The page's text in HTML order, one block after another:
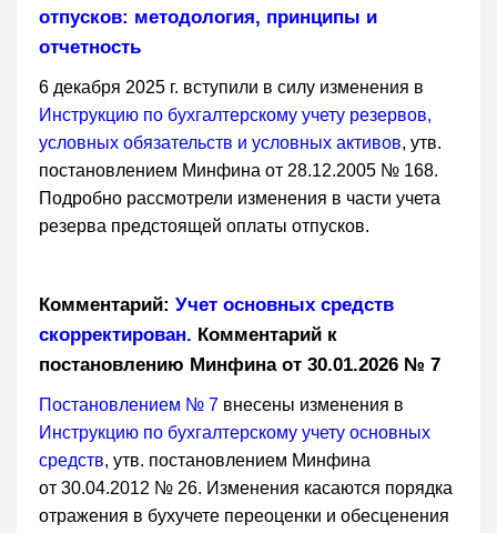
отпусков: методология, принципы и
отчетность
6 декабря 2025 г. вступили в силу изменения в
Инструкцию по бухгалтерскому учету резервов,
условных обязательств и условных активов, утв.
постановлением Минфина от 28.12.2005 № 168.
Подробно рассмотрели изменения в части учета
резерва предстоящей оплаты отпусков.
Комментарий: Учет основных средств
скорректирован. Комментарий к
постановлению Минфина от 30.01.2026 № 7
Постановлением № 7 внесены изменения в
Инструкцию по бухгалтерскому учету основных
средств, утв. постановлением Минфина
от 30.04.2012 № 26. Изменения касаются порядка
отражения в бухучете переоценки и обесценения